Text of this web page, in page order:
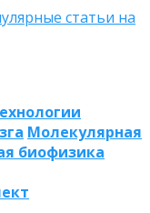
Молекулярная
биофизика